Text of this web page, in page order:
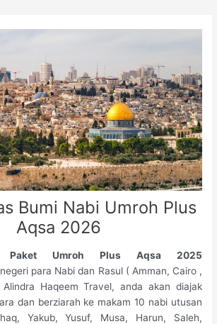
Bumi Nabi Umroh Plus
Aqsa 2026
Paket Umroh Plus Aqsa 2025
para Nabi dan Rasul ( Amman, Cairo ,
Haqeem Travel, anda akan diajak
dan berziarah ke makam 10 nabi utusan
Yakub, Yusuf, Musa, Harun, Saleh,